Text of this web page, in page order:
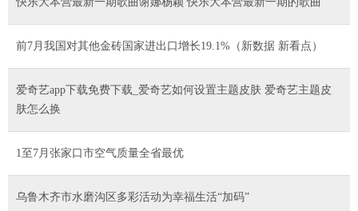
前7月我国对其他金砖国家进出口增长19.1%（新数据 新看点）
爱奇艺app下载免费下载_爱奇艺如何设置主题皮肤 爱奇艺主题皮
肤怎么换
1至7月张家口市空气质量全省最优
乌鲁木齐市水磨沟区多彩活动为幸福生活“加码”